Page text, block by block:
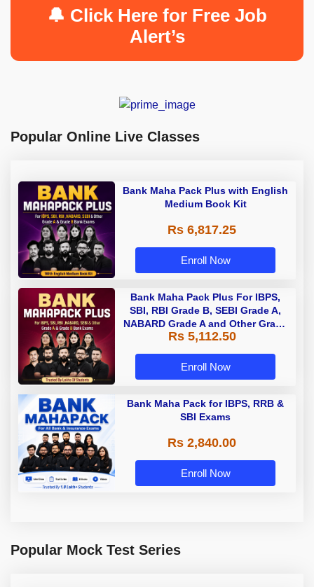
🔔 Click Here for Free Job
Alert’s
Popular Online Live Classes
Bank Maha Pack Plus with English
Medium Book Kit
Rs 6,817.25
Enroll Now
Bank Maha Pack Plus For IBPS,
SBI, RBI Grade B, SEBI Grade A,
NABARD Grade A and Other Grade
A & Grade B Bank Exams
Rs 5,112.50
Enroll Now
Bank Maha Pack for IBPS, RRB &
SBI Exams
Rs 2,840.00
Enroll Now
Popular Mock Test Series